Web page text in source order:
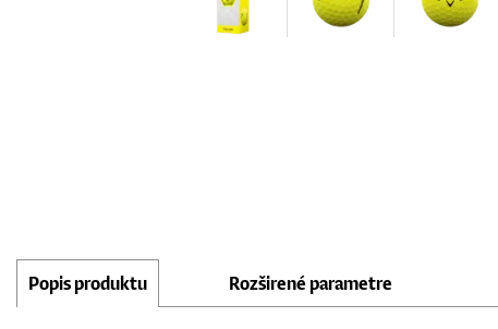
Popis produktu Rozširené parametre